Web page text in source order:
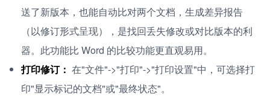
送了新版本，也能自动比对两个文档，生成差异报告
（以修订形式呈现），是找回丢失修改或对比版本的利
器。此功能比 Word 的比较功能更直观易用。
打印修订： 在"文件"->"打印"->"打印设置"中，可选择打
印"显示标记的文档"或"最终状态"。